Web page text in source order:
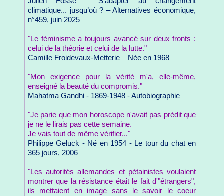
climatique... jusqu’où ? – Alternatives économique,
n°459, juin 2025
"Le féminisme a toujours avancé sur deux fronts :
celui de la théorie et celui de la lutte."
Camille Froidevaux-Metterie – Née en 1968
"Mon exigence pour la vérité m'a, elle-même,
enseigné la beauté du compromis."
Mahatma Gandhi - 1869-1948 - Autobiographie
"Je parie que mon horoscope n'avait pas prédit que
je ne le lirais pas cette semaine.
Je vais tout de même vérifier..."
Philippe Geluck - Né en 1954 - Le tour du chat en
365 jours, 2006
"Les autorités allemandes et pétainistes voulaient
montrer que la résistance était le fait d'"étrangers",
ils mettaient en image sans le savoir le coeur